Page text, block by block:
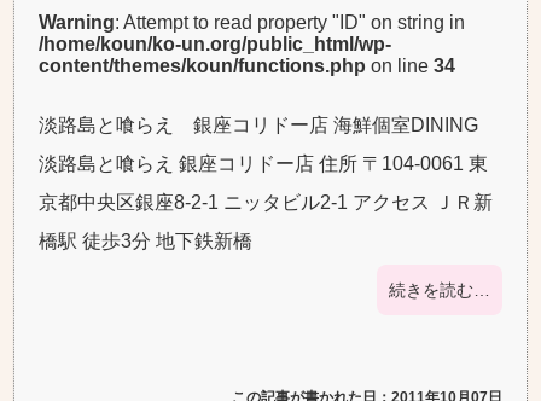
Warning: Attempt to read property "ID" on string in
/home/koun/ko-un.org/public_html/wp-
content/themes/koun/functions.php on line34
淡路島と喰らえ 銀座コリドー店 海鮮個室DINING
淡路島と喰らえ 銀座コリドー店 住所 〒104-0061 東
京都中央区銀座8-2-1 ニッタビル2-1 アクセス ＪＲ新
橋駅 徒歩3分 地下鉄新橋
続きを読む…
この記事が書かれた日：2011年10月07日